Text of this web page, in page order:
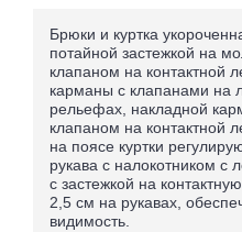
Брюки и куртка
потайной застежкой на
клапаном на контактной
карманы с клапанами на
рельефах, накладной
клапаном на контактной
на поясе куртки
рукава с налокотником
с застежкой на
2,5 см на рукавах,
видимость.